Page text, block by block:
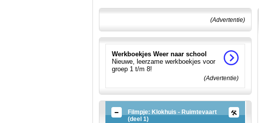
(Advertentie)
Werkboekjes Weer naar school
Nieuwe, leerzame werkboekjes voor
groep 1 t/m 8!
(Advertentie)
Filmpje: Klokhuis - Ruimtevaart
(deel 1)